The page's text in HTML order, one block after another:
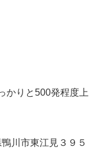
かりと500発程度上
川市東江見３９５